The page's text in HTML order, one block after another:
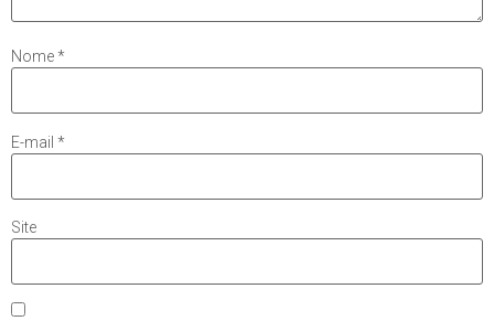
Nome*
E-mail *
Site